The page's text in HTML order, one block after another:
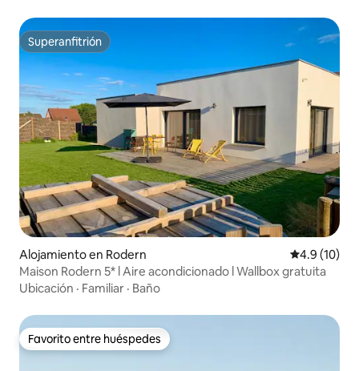
Superanfitrión
Superanfitrión
Alojamiento en Rodern Calificación
4.9 (10)
Maison Rodern 5* l Aire acondicionado l Wallbox gratuita
Ubicación · Familiar · Baño
Favorito entre huéspedes
Favorito entre huéspedes